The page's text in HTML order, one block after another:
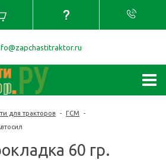
для тракторов - ГСМ
-
60 гр.